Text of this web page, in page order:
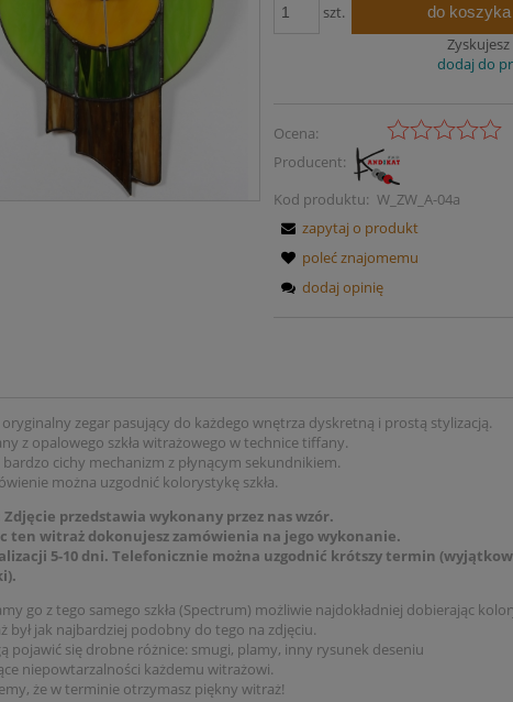
szt. do koszyka
Zyskujesz
dodaj do
Ocena:
Producent:
Kod produktu: W_ZW_A-04a
zapytaj o produkt
poleć znajomemu
dodaj opinię
oryginalny zegar pasujący do każdego wnętrza dyskretną i prostą stylizacją.
z opalowego szkła witrażowego w technice tiffany.
bardzo cichy mechanizm z płynącym sekundnikiem.
można uzgodnić kolorystykę szkła.
Zdjęcie przedstawia wykonany przez nas wzór.
ten witraż dokonujesz zamówienia na jego wykonanie.
5-10 dni. Telefonicznie można uzgodnić krótszy termin
go z tego samego szkła (Spectrum) możliwie najdokładniej dobierając
był jak najbardziej podobny do tego na zdjęciu.
pojawić się drobne różnice: smugi, plamy, inny rysunek deseniu
niepowtarzalności każdemu witrażowi.
że w terminie otrzymasz piękny witraż!